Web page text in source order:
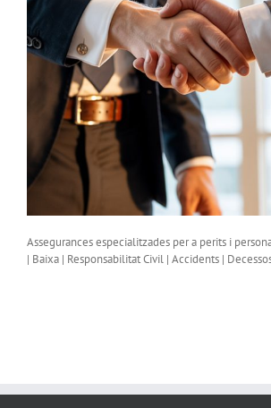
Assegurances especialitzades per a perits i
| Baixa | Responsabilitat Civil | Accidents |